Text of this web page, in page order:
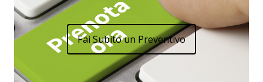
Fai Subito un Preventivo